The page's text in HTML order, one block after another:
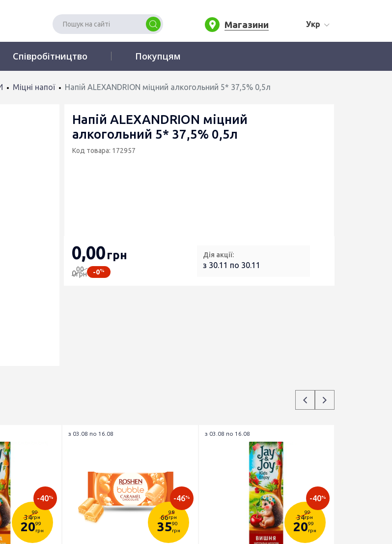
Магазини Укр
Співробітництво Покупцям
Міцні напої Напій ALEXANDRION міцний алкогольний 5* 37,5% 0,5л
Напій ALEXANDRION міцний
алкогольний 5* 37,5% 0,5л
Код товара: 172957
0,00грн
000
грн -0%
Дія акції:
з 30.11 по 30.11
34
99
грн
2099
грн
-40%
з 03.08 по 16.08
66
98
грн
3590
грн
-46%
з 03.08 по 16.08
34
99
грн
2099
грн
-40%